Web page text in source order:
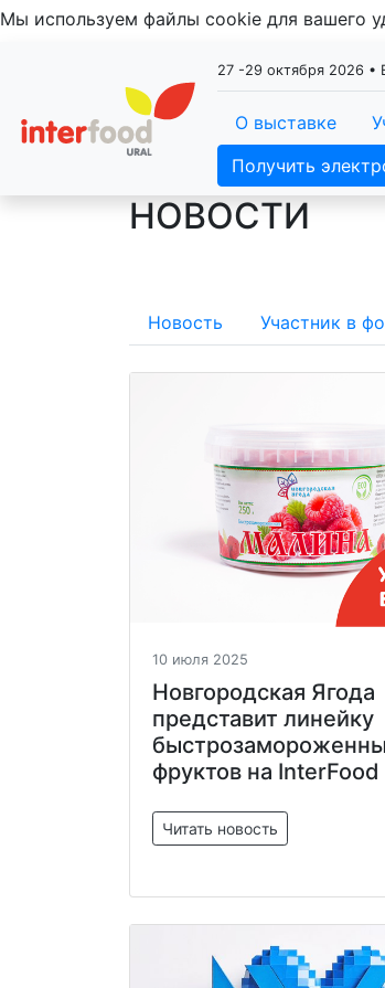
Мы используем файлы cookie для вашего
27 -29 октября 2026 •
О выставке
Получить
НОВОСТИ
Новость Участник в
10 июля 2025
Новгородская Ягода
представит линейку
фруктов на
Читать новость